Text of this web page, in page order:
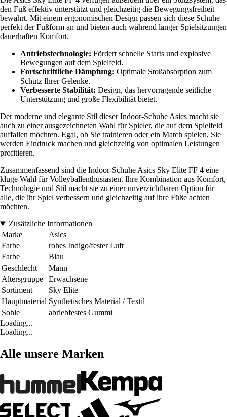
den Fuß effektiv unterstützt und gleichzeitig die Bewegungsfreiheit
bewahrt. Mit einem ergonomischen Design passen sich diese Schuhe
perfekt der Fußform an und bieten auch während langer Spielsitzungen
dauerhaften Komfort.
Antriebstechnologie: Fördert schnelle Starts und explosive
Bewegungen auf dem Spielfeld.
Fortschrittliche Dämpfung: Optimale Stoßabsorption zum
Schutz Ihrer Gelenke.
Verbesserte Stabilität: Design, das hervorragende seitliche
Unterstützung und große Flexibilität bietet.
Der moderne und elegante Stil dieser Indoor-Schuhe Asics macht sie
auch zu einer ausgezeichneten Wahl für Spieler, die auf dem Spielfeld
auffallen möchten. Egal, ob Sie trainieren oder ein Match spielen, Sie
werden Eindruck machen und gleichzeitig von optimalen Leistungen
profitieren.
Zusammenfassend sind die Indoor-Schuhe Asics Sky Elite FF 4 eine
kluge Wahl für Volleyballenthusiasten. Ihre Kombination aus Komfort,
Technologie und Stil macht sie zu einer unverzichtbaren Option für
alle, die ihr Spiel verbessern und gleichzeitig auf ihre Füße achten
möchten.
Zusätzliche Informationen
Marke
Asics
Farbe
rohes Indigo/fester Luft
Farbe
Blau
Geschlecht
Mann
Altersgruppe
Erwachsene
Sortiment
Sky Elite
Hauptmaterial Synthetisches Material / Textil
Sohle
abriebfestes Gummi
Loading...
Loading...
Alle unsere Marken